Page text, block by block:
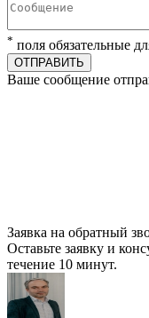
* поля обязательные
ОТПРАВИТЬ
Ваше сообщение
Заявка на обратный
Оставьте заявку и
течение 10 минут.